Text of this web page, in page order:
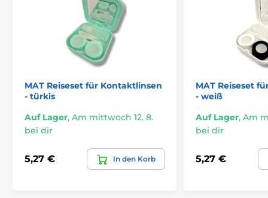
MAT Reiseset für Kontaktlinsen
- türkis
Auf Lager, Am mittwoch 12. 8.
bei dir
5,27 € In den Korb
MAT Reiseset
- weiß
Auf Lager, Am
bei dir
5,27 €